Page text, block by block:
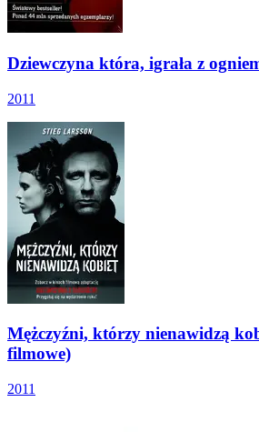
Dziewczyna która, igrała z
2011
Mężczyźni, którzy nienawidzą
filmowe)
2011